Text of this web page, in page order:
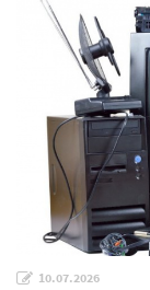
10.07.2026